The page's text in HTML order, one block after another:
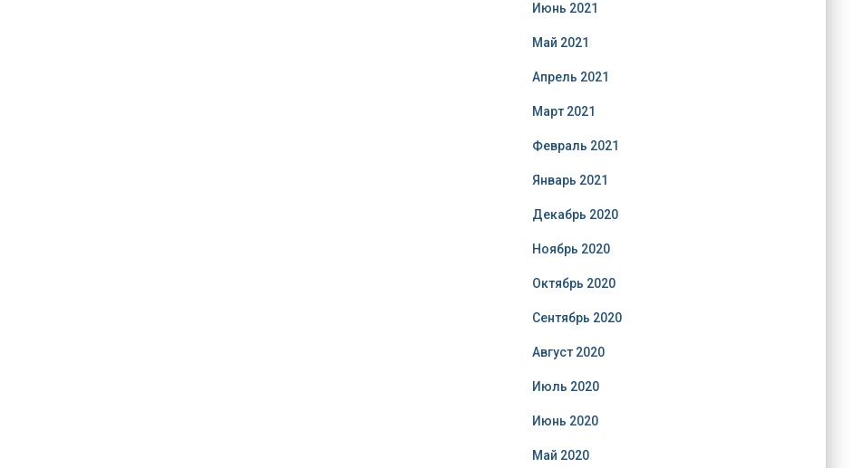
Июнь 2021
Май 2021
Апрель 2021
Март 2021
Февраль 2021
Январь 2021
Декабрь 2020
Ноябрь 2020
Октябрь 2020
Сентябрь 2020
Август 2020
Июль 2020
Июнь 2020
Май 2020